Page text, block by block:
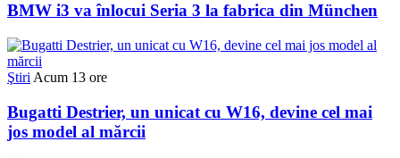
BMW i3 va înlocui Seria 3 la fabrica din München
Ştiri Acum 13 ore
Bugatti Destrier, un unicat cu W16, devine cel mai
jos model al mărcii